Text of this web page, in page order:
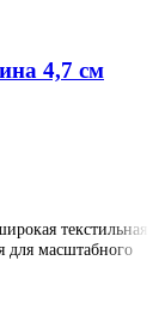
4,7 см
текстильная
для масштабного